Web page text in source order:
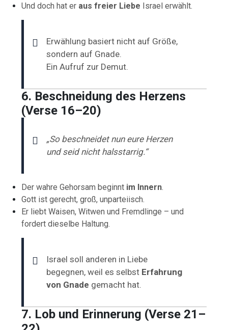
Und doch hat er aus freier Liebe Israel erwählt.
Erwählung basiert nicht auf Größe,
sondern auf Gnade.
Ein Aufruf zur Demut.
6. Beschneidung des Herzens
(Verse 16–20)
„So beschneidet nun eure Herzen
und seid nicht halsstarrig.“
Der wahre Gehorsam beginnt im Innern.
Gott ist gerecht, groß, unparteiisch.
Er liebt Waisen, Witwen und Fremdlinge – und
fordert dieselbe Haltung.
Israel soll anderen in Liebe
begegnen, weil es selbst Erfahrung
von Gnade gemacht hat.
7. Lob und Erinnerung (Verse 21–